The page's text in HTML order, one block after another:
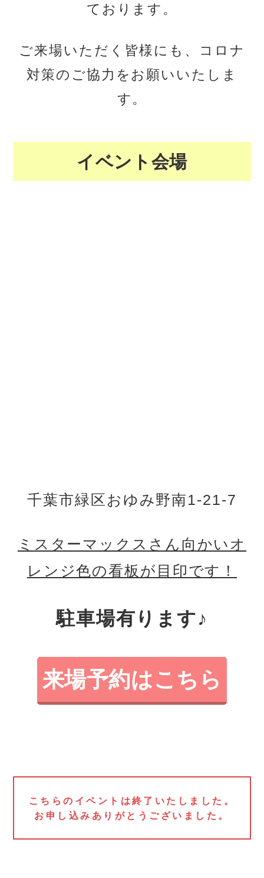
ております。
ご来場いただく皆様にも、
コロナ
対策のご協力をお願いいたしま
す。
イベント会場
千葉市緑区おゆみ野南1-21-7
ミスターマックスさん向かいオ
レンジ色の看板が目印です！
駐車場有ります♪
来場予約はこちら
こちらのイベントは終了いたしました。
お申し込みありがとうございました。